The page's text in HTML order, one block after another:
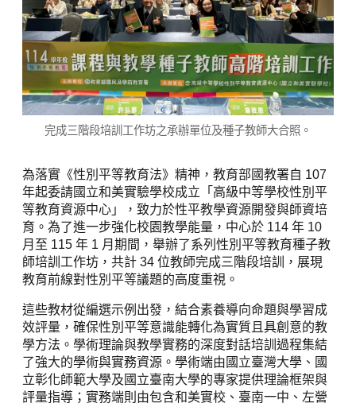
完成三階段培訓工作坊之承辦單位及種子教師大合照。
為落實《性別平等教育法》精神，教育部國教署自 107
年起委請國立和美實驗學校成立「高級中等學校性別平
等教育資源中心」，致力於性平教學資源開發與師資培
育。為了進一步強化校園教學能量，中心於 114 年 10
月至 115 年 1 月期間，舉辦了系列性別平等教育種子教
師培訓工作坊，共計 34 位教師完成三階段培訓，展現
教育前線對性別平等議題的高度重視。
這些教材從編選示例出發，結合素養導向命題與學習成
效評量，確保性別平等意識能轉化為實質且具創意的教
學方法。學術理論與教學實務的深度對話培訓過程集結
了強大的學術與實務資源。學術端由國立臺灣大學、國
立彰化師範大學及國立臺南大學的專家提供理論框架與
評量指導；實務端則由包含和美實校、臺南一中、左營